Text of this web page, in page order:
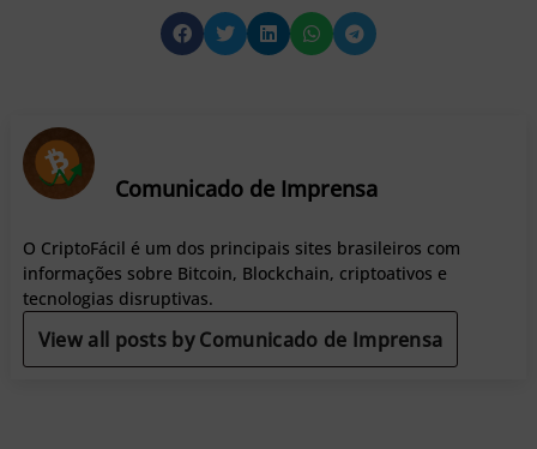
Comunicado de Imprensa
O CriptoFácil é um dos principais sites brasileiros com
informações sobre Bitcoin, Blockchain, criptoativos e
tecnologias disruptivas.
View all posts by Comunicado de Imprensa